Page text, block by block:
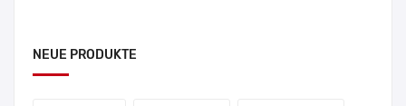
NEUE PRODUKTE